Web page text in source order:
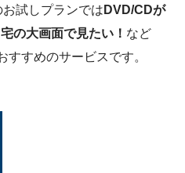
試しプランでは DVD/CDが
の大画面で見たい！ など
すめのサービスです。